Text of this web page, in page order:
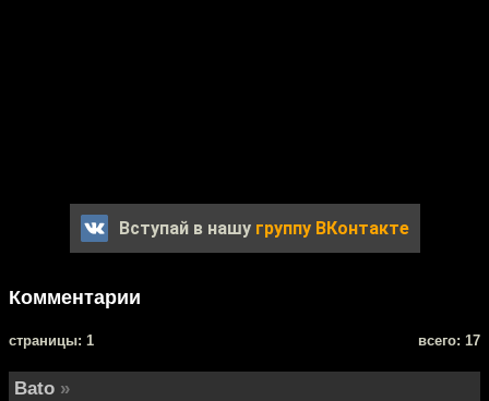
Вступай в нашу группу ВКонтакте
Комментарии
cтраницы: 1 всего: 17
Bato »